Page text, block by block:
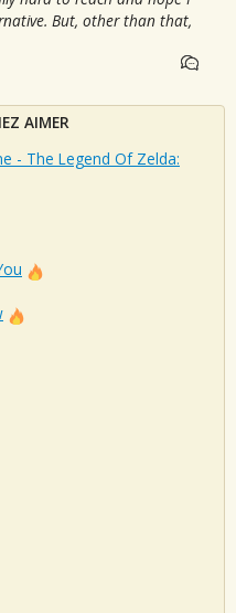
But, other than that,
AIMER
- The Legend Of Zelda: